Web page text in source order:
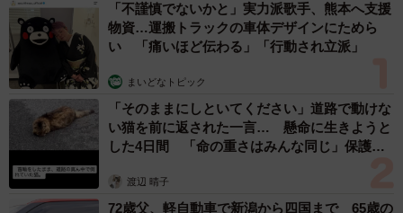
3/6
「梅・ゆかり・ごま」 （masaさん＠masa3192173提供）
──食べたことがないのにお気に入りの具を聞くのも変です
が…ありますか。
「見た目で好きなものになりますが、自分で『映えたな』
と思ったのは、筋子＋菜めしのもと、しば漬け＋野沢菜＋
「不謹慎でないかと」実力派歌手、熊本へ支援
物資…運搬トラックの車体デザインにためら
い 「痛いほど伝わる」「行動され立派」
まいどなトピック
「そのままにしといてください」道路で動けな
い猫を前に返された一言… 懸命に生きようと
した4日間 「命の重さはみんな同じ」保護団
渡辺 晴子
72歳父、軽自動車で新潟から四国まで 65歳の